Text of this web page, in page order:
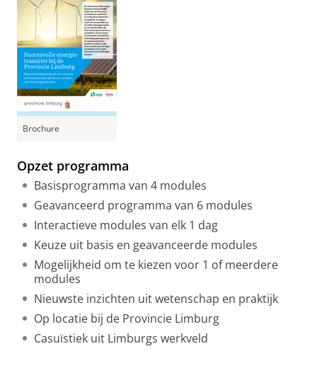
Brochure
Opzet programma
Basisprogramma van 4 modules
Geavanceerd programma van 6 modules
Interactieve modules van elk 1 dag
Keuze uit basis en geavanceerde modules
Mogelijkheid om te kiezen voor 1 of meerdere
modules
Nieuwste inzichten uit wetenschap en praktijk
Op locatie bij de Provincie Limburg
Casuïstiek uit Limburgs werkveld